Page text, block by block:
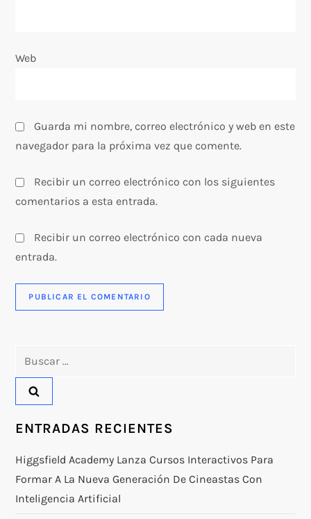
a
Web
Guarda mi nombre, correo electrónico y web en este
navegador para la próxima vez que comente.
Recibir un correo electrónico con los siguientes
comentarios a esta entrada.
Recibir un correo electrónico con cada nueva
entrada.
ENTRADAS RECIENTES
Higgsfield Academy Lanza Cursos Interactivos Para
Formar A La Nueva Generación De Cineastas Con
Inteligencia Artificial